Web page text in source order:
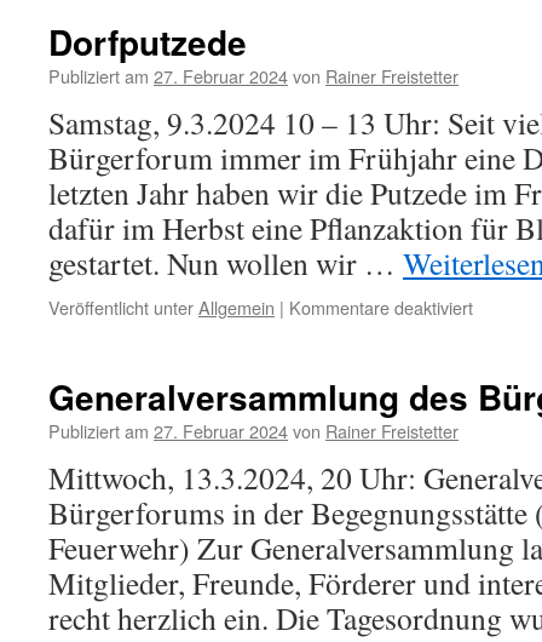
Dorfputzede
Publiziert am 27. Februar 2024von Rainer Freistetter
Samstag, 9.3.2024 10 – 13 Uhr: Seit
Bürgerforum immer im Frühjahr eine
letzten Jahr haben wir die Putzede im
dafür im Herbst eine Pflanzaktion für
gestartet. Nun wollen wir …
Veröffentlicht unterAllgemein | Kommentare deaktiviertfür
Generalversammlung des
Publiziert am 27. Februar 2024von Rainer Freistetter
Mittwoch, 13.3.2024, 20 Uhr:
Bürgerforums in der Begegnungsstätte
Feuerwehr) Zur Generalversammlung
Mitglieder, Freunde, Förderer und
recht herzlich ein. Die Tagesordnung